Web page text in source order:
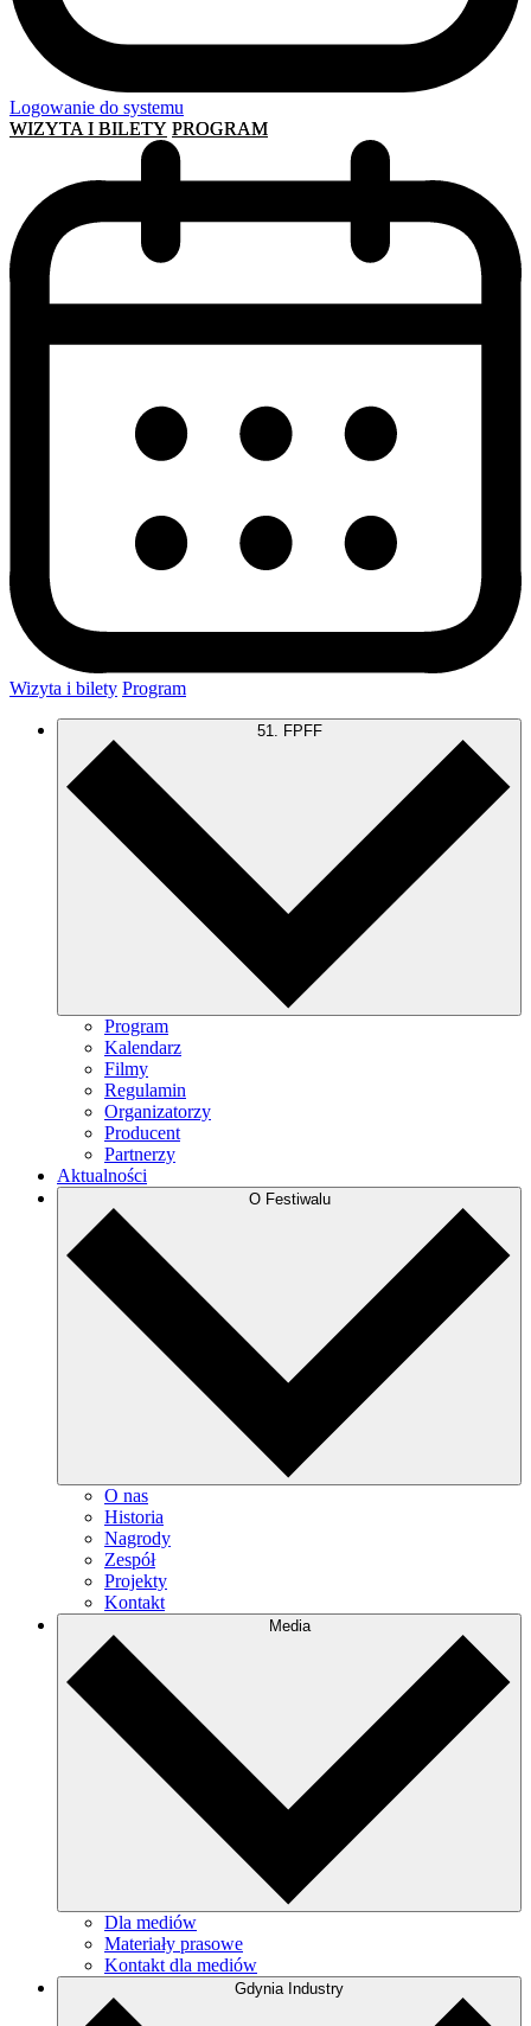
Logowanie do systemu
WIZYTA I BILETY PROGRAM
Wizyta i bilety Program
51. FPFF
Program
Kalendarz
Filmy
Regulamin
Organizatorzy
Producent
Partnerzy
Aktualności
O Festiwalu
O nas
Historia
Nagrody
Zespół
Projekty
Kontakt
Media
Dla mediów
Materiały prasowe
Kontakt dla mediów
Gdynia Industry